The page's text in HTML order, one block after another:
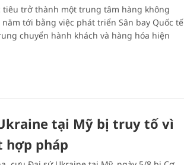
tiêu trở thành một trung tâm hàng không
tới bằng việc phát triển Sân bay Quốc tế
chuyển hành khách và hàng hóa hiện
tại Mỹ bị truy tố vì
hợp pháp